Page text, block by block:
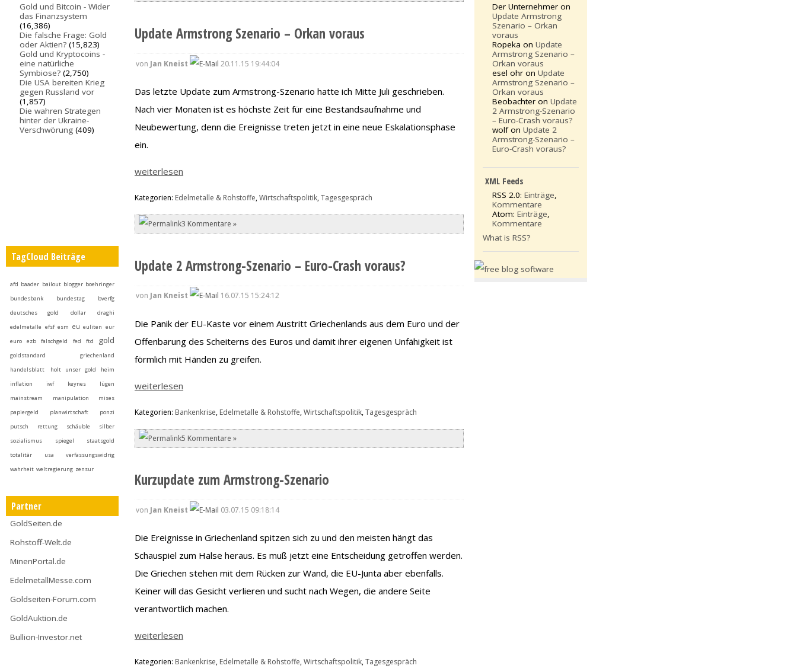
Gold und Bitcoin - Wider
das Finanzsystem
(16,386)
Die falsche Frage: Gold
oder Aktien? (15,823)
Gold und Kryptocoins -
eine natürliche
Symbiose? (2,750)
Die USA bereiten Krieg
gegen Russland vor
(1,857)
Die wahren Strategen
hinter der Ukraine-
Verschwörung (409)
TagCloud Beiträge
afd baader bailout blogger boehringer
bundesbank
bundestag
bverfg
deutsches gold
dollar
draghi
edelmetalle efsf esm eu euliten eur
euro
ezb falschgeld fed ftd gold
goldstandard
griechenland
handelsblatt
holt unser gold heim
inflation
iwf keynes
lügen
mainstream
manipulation
mises
papiergeld
planwirtschaft
ponzi
putsch
rettung schäuble
silber
sozialismus
spiegel
staatsgold
totalitär
usa
verfassungswidrig
wahrheit weltregierung zensur
Partner
GoldSeiten.de
Rohstoff-Welt.de
MinenPortal.de
EdelmetallMesse.com
Goldseiten-Forum.com
GoldAuktion.de
Bullion-Investor.net
Update Armstrong Szenario – Orkan voraus
von Jan Kneist 20.11.15 19:44:04
Das letzte Update zum Armstrong-Szenario hatte ich Mitte Juli geschrieben.
Nach vier Monaten ist es höchste Zeit für eine Bestandsaufnahme und
Neubewertung, denn die Ereignisse treten jetzt in eine neue Eskalationsphase
ein.
weiterlesen
Kategorien: Edelmetalle & Rohstoffe,Wirtschaftspolitik,Tagesgespräch
3 Kommentare »
Update 2 Armstrong-Szenario – Euro-Crash voraus?
von Jan Kneist 16.07.15 15:24:12
Die Panik der EU-Kaste vor einem Austritt Griechenlands aus dem Euro und der
Offenbarung des Scheiterns des Euros und damit ihrer eigenen Unfähigkeit ist
förmlich mit Händen zu greifen.
weiterlesen
Kategorien: Bankenkrise, Edelmetalle & Rohstoffe,Wirtschaftspolitik,Tagesgespräch
5 Kommentare »
Kurzupdate zum Armstrong-Szenario
von Jan Kneist 03.07.15 09:18:14
Die Ereignisse in Griechenland spitzen sich zu und den meisten hängt das
Schauspiel zum Halse heraus. Es muß jetzt eine Entscheidung getroffen werden.
Die Griechen stehen mit dem Rücken zur Wand, die EU-Junta aber ebenfalls.
Keiner will das Gesicht verlieren und sucht nach Wegen, die andere Seite
verantwortlich machen.
weiterlesen
Kategorien: Bankenkrise, Edelmetalle & Rohstoffe,Wirtschaftspolitik,Tagesgespräch
Der Unternehmer on
Update Armstrong
Szenario – Orkan
voraus
Ropeka onUpdate
Armstrong Szenario –
Orkan voraus
esel ohr onUpdate
Armstrong Szenario –
Orkan voraus
Beobachter onUpdate
2 Armstrong-Szenario
– Euro-Crash voraus?
wolf onUpdate 2
Armstrong-Szenario –
Euro-Crash voraus?
XML Feeds
RSS 2.0:Einträge,
Kommentare
Atom:Einträge,
Kommentare
What is RSS?